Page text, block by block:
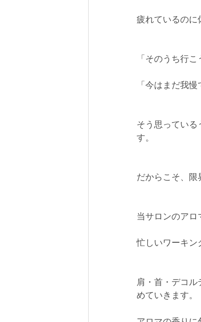
疲れているのに
「そのうち行こ
「今はまだ我慢
そう思っている
す。
だからこそ、限
当サロンのアロ
忙しいワーキン
肩・首・デコル
めていきます。